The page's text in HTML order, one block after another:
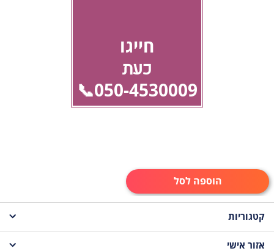
חייגו
כעת
050-4530009📞
הוספה לסל
קטגוריות
עוגות לקטנטנים
אזור אישי